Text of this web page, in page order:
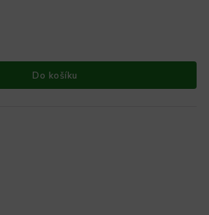
Do košíku